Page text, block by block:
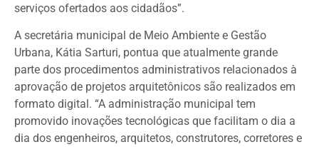
serviços ofertados aos cidadãos”.
A secretária municipal de Meio Ambiente e Gestão
Urbana, Kátia Sarturi, pontua que atualmente grande
parte dos procedimentos administrativos relacionados à
aprovação de projetos arquitetônicos são realizados em
formato digital. “A administração municipal tem
promovido inovações tecnológicas que facilitam o dia a
dia dos engenheiros, arquitetos, construtores, corretores e